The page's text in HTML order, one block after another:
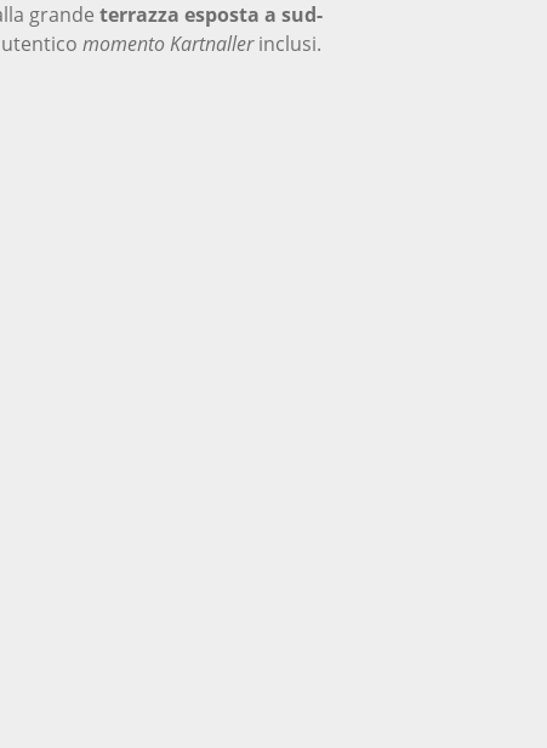
grande terrazza esposta a sud-
momento Kartnallerinclusi.